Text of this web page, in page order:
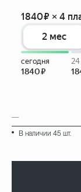
В наличии 45 шт.